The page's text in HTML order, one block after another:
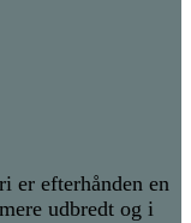
er efterhånden en
udbredt og i